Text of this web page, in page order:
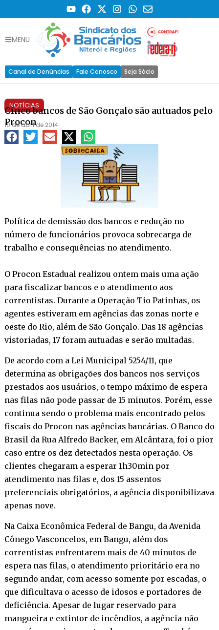
MENU
Canal de Denúncias Fale Conosco Seja Sócio
NOTÍCIAS
Cinco bancos de São Gonçalo são autuados pelo
Procon
10 de abril de 2014
Política de demissão dos bancos e redução no
número de funcionários provoca sobrecarga de
trabalho e consequências no atendimento.
O Procon Estadual realizou ontem mais uma ação
para fiscalizar bancos e o atendimento aos
correntistas. Durante a Operação Tio Patinhas, os
agentes estiveram em agências das zonas norte e
oeste do Rio, além de São Gonçalo. Das 18 agências
vistoriadas, 17 foram autuadas e serão multadas.
De acordo com a Lei Municipal 5254/11, que
determina as obrigações dos bancos nos serviços
prestados aos usuários, o tempo máximo de espera
nas filas não pode passar de 15 minutos. Porém, esse
continua sendo o problema mais encontrado pelos
fiscais do Procon nas agências bancárias. O Banco do
Brasil da Rua Alfredo Backer, em Alcântara, foi o pior
caso entre os dez detectados nesta operação. Os
clientes chegaram a esperar 1h30min por
atendimento nas filas e, dos 15 assentos
preferenciais obrigatórios, a agência disponibilizava
apenas nove.
Na Caixa Econômica Federal de Bangu, da Avenida
Cônego Vasconcelos, em Bangu, além dos
correntistas enfrentarem mais de 40 minutos de
espera nas filas, o atendimento prioritário era no
segundo andar, com acesso somente por escadas, o
que dificultava o acesso de idosos e portadores de
deficiência. Apesar de lugar reservado para
mangueira e extintor de incêndios, a agência não